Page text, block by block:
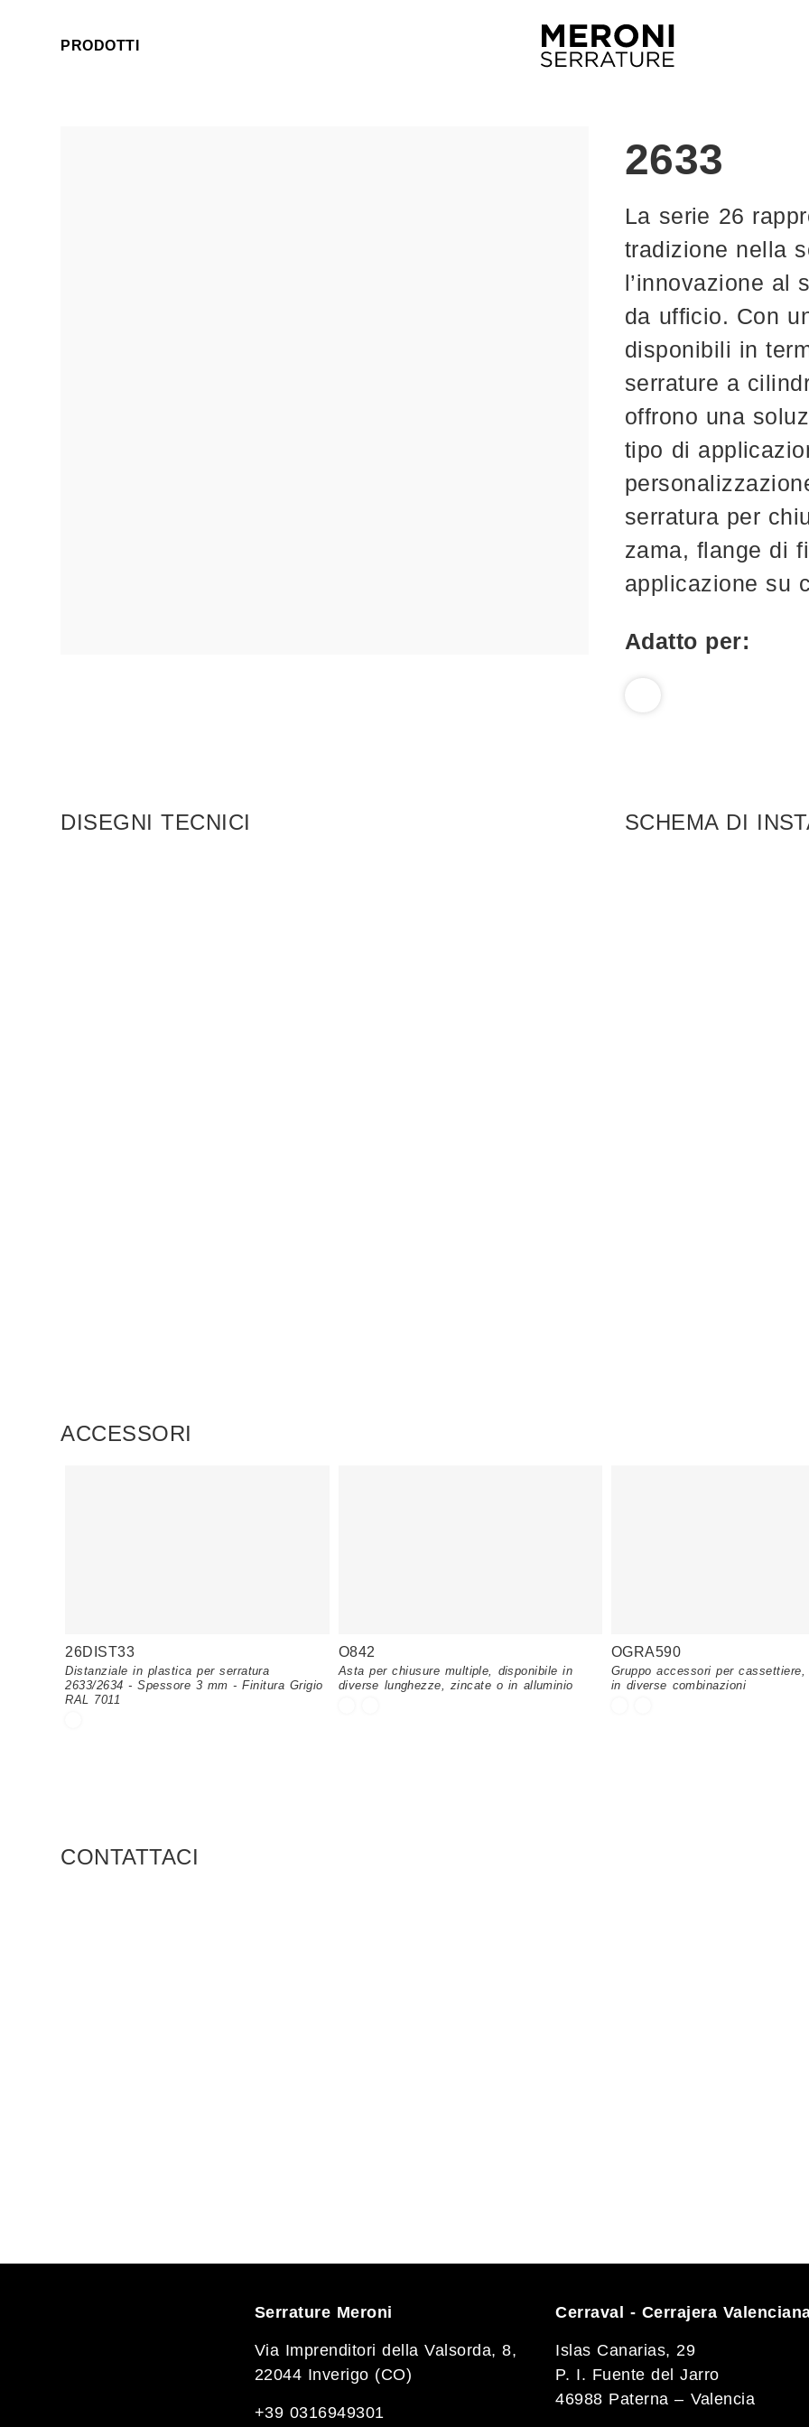
PRODOTTI
2633
La serie 26
tradizione nella
l’innovazione al
da ufficio. Con
disponibili in
serrature a
offrono una
tipo di
serratura per
zama, flange di
applicazione su
Adatto per:
DISEGNI TECNICI SCHEMA DI
ACCESSORI
26DIST33
Distanziale in plastica per serratura
2633/2634 - Spessore 3 mm - Finitura Grigio
RAL 7011
O842
Asta per chiusure multiple, disponibile in
diverse lunghezze, zincate o in alluminio
OGRA590
Gruppo accessori per cassettiere,
in diverse combinazioni
CONTATTACI
Serrature Meroni
Via Imprenditori della Valsorda, 8,
22044 Inverigo (CO)
+39 0316949301
Cerraval - Cerrajera
Islas Canarias, 29
P. I. Fuente del Jarro
46988 Paterna – Valencia